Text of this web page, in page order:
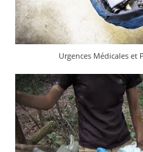
Urgences Médicales et